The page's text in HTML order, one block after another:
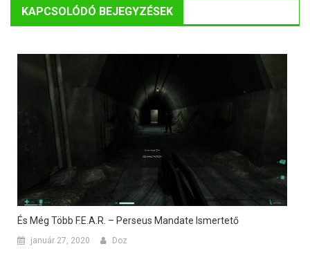
KAPCSOLÓDÓ BEJEGYZÉSEK
És Még Több F.E.A.R. – Perseus Mandate Ismertető
január 27, 2020 Doz